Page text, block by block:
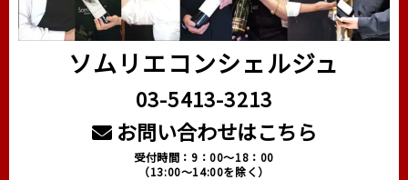
ソムリエコンシェルジュ
03-5413-3213
お問い合わせはこちら
受付時間：9：00～18：00
（13:00～14:00を除く）